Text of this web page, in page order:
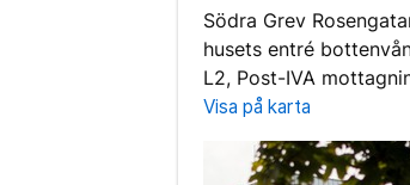
Södra Grev
husets entré
L2, Post-IVA
Visa på karta